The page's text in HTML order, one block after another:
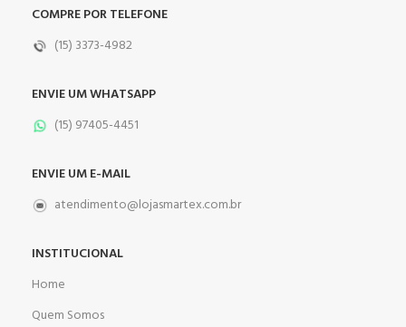
COMPRE POR TELEFONE
(15) 3373-4982
ENVIE UM WHATSAPP
(15) 97405-4451
ENVIE UM E-MAIL
atendimento@lojasmartex.com.br
INSTITUCIONAL
Home
Quem Somos